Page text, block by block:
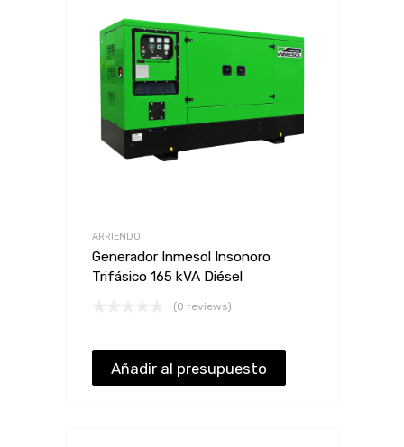
ARRIENDO
Generador Inmesol Insonoro
Trifásico 165 kVA Diésel
(0 reviews)
Añadir al presupuesto